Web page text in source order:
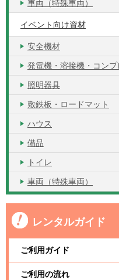
車両（特殊車両）
イベント向け資材
安全機材
発電機・溶接機・コンプ
照明器具
敷鉄板・ロードマット
ハウス
備品
トイレ
車両（特殊車両）
レンタルガイド
ご利用ガイド
ご利用の流れ